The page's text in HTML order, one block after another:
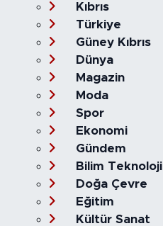
Kıbrıs
Türkiye
Güney Kıbrıs
Dünya
Magazin
Moda
Spor
Ekonomi
Gündem
Bilim Teknoloji
Doğa Çevre
Eğitim
Kültür Sanat